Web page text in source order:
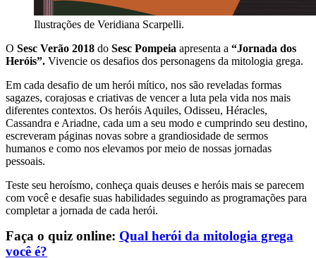
Ilustrações de Veridiana Scarpelli.
O Sesc Verão 2018 do Sesc Pompeia apresenta a “Jornada dos
Heróis”. Vivencie os desafios dos personagens da mitologia grega.
Em cada desafio de um herói mítico, nos são reveladas formas
sagazes, corajosas e criativas de vencer a luta pela vida nos mais
diferentes contextos. Os heróis Aquiles, Odisseu, Héracles,
Cassandra e Ariadne, cada um a seu modo e cumprindo seu destino,
escreveram páginas novas sobre a grandiosidade de sermos
humanos e como nos elevamos por meio de nossas jornadas
pessoais.
Teste seu heroísmo, conheça quais deuses e heróis mais se parecem
com você e desafie suas habilidades seguindo as programações para
completar a jornada de cada herói.
Faça o quiz online: Qual herói da mitologia grega
você é?